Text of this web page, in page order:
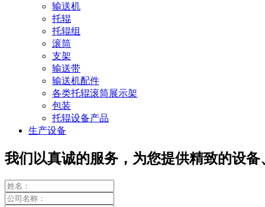
输送机
托辊
托辊组
滚筒
支架
输送带
输送机配件
各类托辊滚筒展示架
包装
托辊设备产品
生产设备
我们以真诚的服务，为您提供精致的设